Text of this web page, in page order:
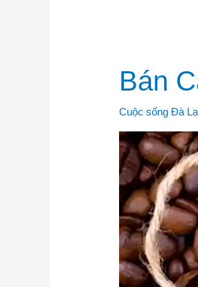
Bán
Cuộc sống Đà
Bán
Cà
phê
Cầu
Đất
chuẩn
tại
vườn